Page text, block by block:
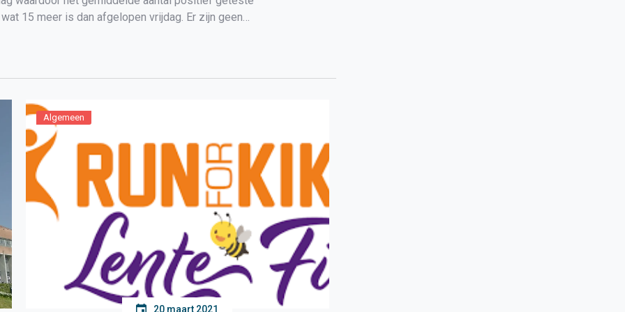
15 meer is dan afgelopen vrijdag. Er zijn geen
Algemeen
20 maart 2021